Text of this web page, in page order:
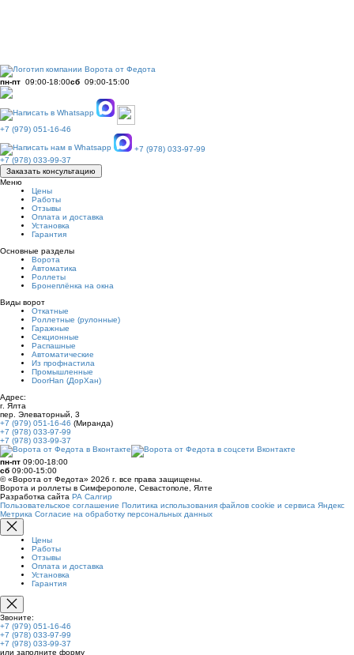
пн-пт 09:00-18:00сб 09:00-15:00
+7 (979) 051-16-46
+7 (978) 033-97-99
+7 (978) 033-99-37
Заказать консультацию
Меню
Цены
Работы
Отзывы
Оплата и доставка
Установка
Гарантия
Основные разделы
Ворота
Автоматика
Роллеты
Бронеплёнка на окна
Виды ворот
Откатные
Роллетные (рулонные)
Гаражные
Секционные
Распашные
Автоматические
Из профнастила
Промышленные
DoorHan (ДорХан)
Адрес:
г. Ялта
пер. Элеваторный, 3
+7 (979) 051-16-46 (Миранда)
+7 (978) 033-97-99
+7 (978) 033-99-37
пн-пт 09:00-18:00
сб 09:00-15:00
© «Ворота от Федота» 2026 г. все права защищены.
Ворота и роллеты в Симферополе, Севастополе, Ялте
Разработка сайта РА Салгир
Пользовательское соглашение Политика использования файлов cookie и сервиса Яндекс
Метрика Согласие на обработку персональных данных
Цены
Работы
Отзывы
Оплата и доставка
Установка
Гарантия
Звоните:
+7 (979) 051-16-46
+7 (978) 033-97-99
+7 (978) 033-99-37
или заполните форму